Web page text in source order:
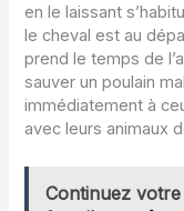
en le laissant
le cheval est au
prend le temps de
sauver un poulain
immédiatement à
avec leurs animaux
Continuez